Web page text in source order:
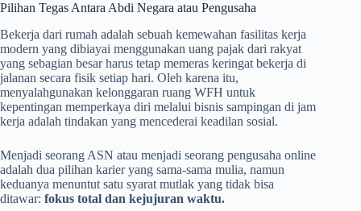
Pilihan Tegas Antara Abdi Negara atau Pengusaha
Bekerja dari rumah adalah sebuah kemewahan fasilitas kerja
modern yang dibiayai menggunakan uang pajak dari rakyat
yang sebagian besar harus tetap memeras keringat bekerja di
jalanan secara fisik setiap hari. Oleh karena itu,
menyalahgunakan kelonggaran ruang WFH untuk
kepentingan memperkaya diri melalui bisnis sampingan di jam
kerja adalah tindakan yang mencederai keadilan sosial.
Menjadi seorang ASN atau menjadi seorang pengusaha online
adalah dua pilihan karier yang sama-sama mulia, namun
keduanya menuntut satu syarat mutlak yang tidak bisa
ditawar: fokus total dan kejujuran waktu.